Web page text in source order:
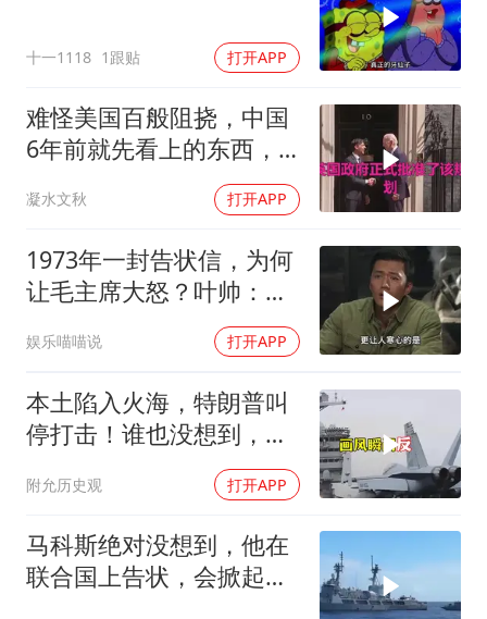
白海豚将正面袭击贯穿浙江
酒店回应车内过夜被收150元
乐享全民健身 共筑健康中国
十一1118 1跟贴 打开APP
难怪美国百般阻挠，中国
6年前就先看上的东西，
凝水文秋 打开APP
1973年一封告状信，为何
让毛主席大怒？叶帅：杀
娱乐喵喵说 打开APP
本土陷入火海，特朗普叫
停打击！谁也没想到，中
附允历史观 打开APP
马科斯绝对没想到，他在
联合国上告状，会掀起中